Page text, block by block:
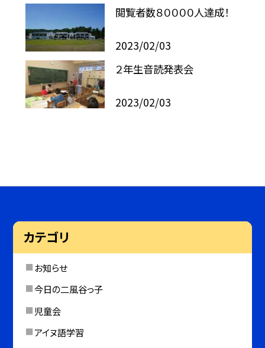
閲覧者数８００００人達成！
2023/02/03
２年生音読発表会
2023/02/03
カテゴリ
お知らせ
今日の二風谷っ子
児童会
アイヌ語学習